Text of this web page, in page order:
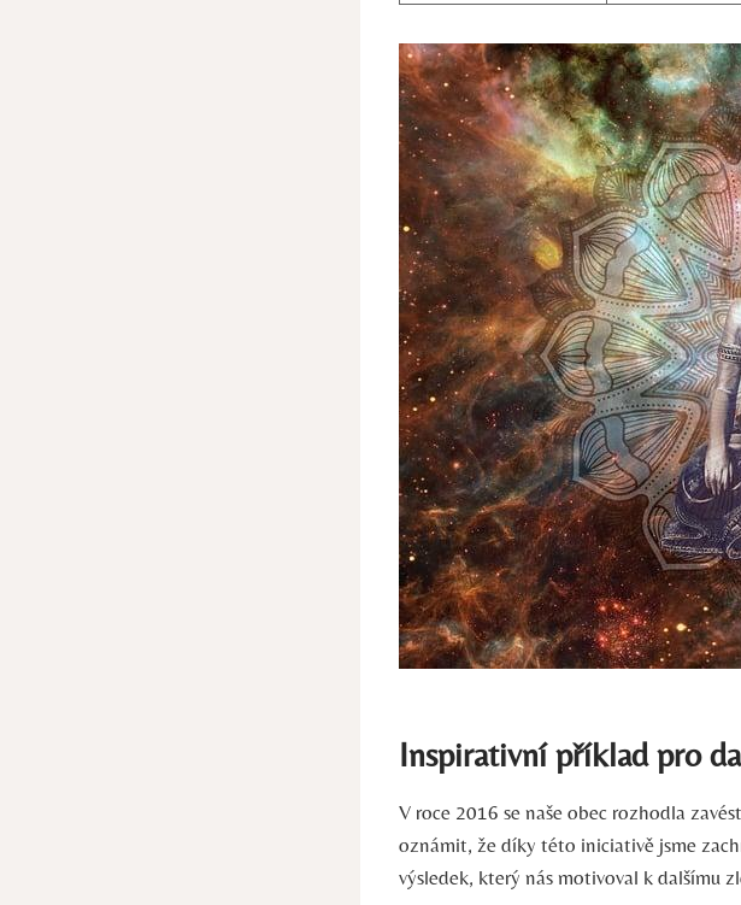
Inspirativní příklad pro
V roce 2016 se naše obec rozhodla
oznámit, že díky této iniciativě jsme
výsledek, který nás motivoval k dalšímu